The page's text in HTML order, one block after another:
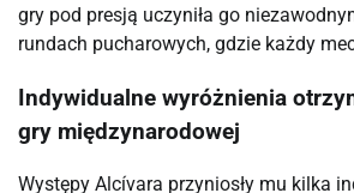
gry pod presją uczyniła go
rundach pucharowych, gdzie każdy
Indywidualne wyróżnienia
gry międzynarodowej
Występy Alcívara przyniosły mu kilka